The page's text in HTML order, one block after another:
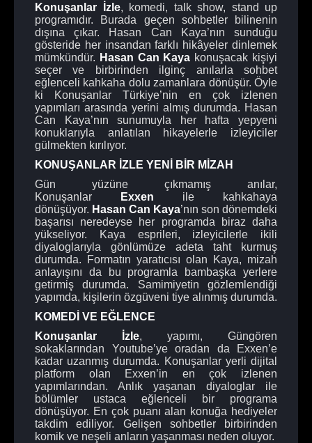
Konuşanlar İzle, komedi, talk show, stand up
programıdır. Burada geçen sohbetler bilinenin
dışına çıkar. Hasan Can Kaya’nın sunduğu
gösteride her insandan farklı hikâyeler dinlemek
mümkündür. Hasan Can Kaya konuşacak kişiyi
seçer ve birbirinden ilginç anılarla sohbet
eğlenceli kahkaha dolu zamanlara dönüşür. Öyle
ki Konuşanlar Türkiye’nin en çok izlenen
yapımları arasında yerini almış durumda. Hasan
Can Kaya’nın sunumuyla her hafta yepyeni
konuklarıyla anlatılan hikayelerle izleyiciler
gülmekten kırılıyor.
KONUŞANLAR İZLE YENİ BİR MİZAH
Gün yüzüne çıkmamış anılar,
Konuşanlar
Exxen ile kahkahaya
dönüşüyor. Hasan Can Kaya’nın son dönemdeki
başarısı neredeyse her programda biraz daha
yükseliyor. Kaya esprileri, izleyicilerle ikili
diyaloglarıyla gönlümüze adeta taht kurmuş
durumda. Formatın yaratıcısı olan Kaya, mizah
anlayışını da bu programla bambaşka yerlere
getirmiş durumda. Samimiyetin gözlemlendiği
yapımda, kişilerin özgüveni tiye alınmış durumda.
KOMEDİ VE EĞLENCE
Konuşanlar İzle, yapımı, Güngören
sokaklarından Youtube’ye oradan da Exxen’e
kadar uzanmış durumda. Konuşanlar yerli dijital
platform olan Exxen’in en çok izlenen
yapımlarından. Anlık yaşanan diyaloglar ile
bölümler ustaca eğlenceli bir programa
dönüşüyor. En çok puanı alan konuğa hediyeler
takdim ediliyor. Gelişen sohbetler birbirinden
komik ve neşeli anların yaşanması neden oluyor.